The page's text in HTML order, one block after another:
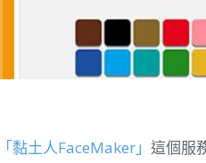
「黏土人FaceMaker」 這個服